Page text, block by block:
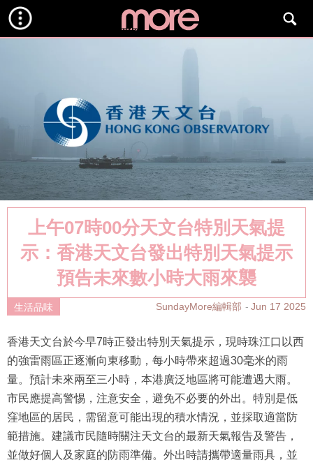
上午07時00分天文台特別天氣提
示：香港天文台發出特別天氣提示
預告未來數小時大雨來襲
生活品味 SundayMore編輯部 Jun 17 2025
香港天文台於今早7時正發出特別天氣提示，現時珠江口以西
的強雷雨區正逐漸向東移動，每小時帶來超過30毫米的雨
量。預計未來兩至三小時，本港廣泛地區將可能遭遇大雨。
市民應提高警惕，注意安全，避免不必要的外出。特別是低
窪地區的居民，需留意可能出現的積水情況，並採取適當防
範措施。建議市民隨時關注天文台的最新天氣報告及警告，
並做好個人及家庭的防雨準備。外出時請攜帶適量雨具，並